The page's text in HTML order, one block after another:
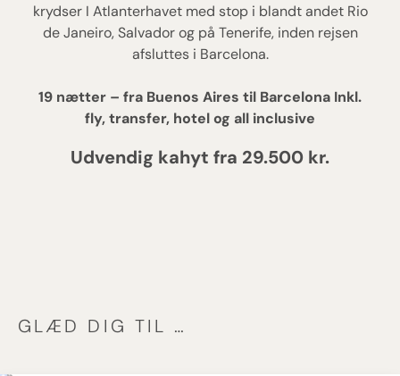
krydser I Atlanterhavet med stop i blandt andet Rio
de Janeiro, Salvador og på Tenerife, inden rejsen
afsluttes i Barcelona.
19 nætter – fra Buenos Aires til Barcelona Inkl.
fly, transfer, hotel og all inclusive
Udvendig kahyt fra 29.500 kr.
GLÆD DIG TIL …